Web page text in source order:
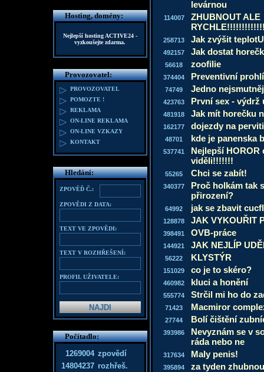
levárnou
114007
ZHUBNOUT ALE
258713 Jak zvýšit
492157 Jak dostat
56618 zoofilie
374404 Preventivní
74749 Jedno
423763 První sex - výdrž
481918 Jak mít horečku
162177 dojezdy na
48701 kde je panenska
537741
Nejlepší HOROR
viděli!!!!!!!
55265 Chci se zabít!
340377
Proč holkám tak
přirození?
64992 jak se zbavit
128878 JAK VYKOUŘIT
398491 OVB-práce
144921 JAK NEJLÍP
56222 KLYSTÝR
151029 co je to skéro?
460982 kluci a honění
555774 Strčil mi ho do
71423 Macmiror
27744 Bolí čištění
393986
Nevyznám se v
ráda nebo ne
317634 Maly penis!
395894 za tyden
Hosting, domény:
Nejlepší hosting ACTIVE24-
vyzkoušejte zdarma.
Provozovatel:
PROVOZOVATEL
POMOZTE !
REKLAMA
ON-LINE REKLAMA
ON-LINE VZKAZY
KONTAKT
Hledání:
ZPOVĚĎ Č.:
ZPOVĚDI Z DATA:
TEXT VE ZPOVĚDI:
TEXT V ROZHŘEŠENÍ:
PROFIL UŽIVATELE:
Počítadlo:
1269004 zpovědí
14804237 rozhřeš.